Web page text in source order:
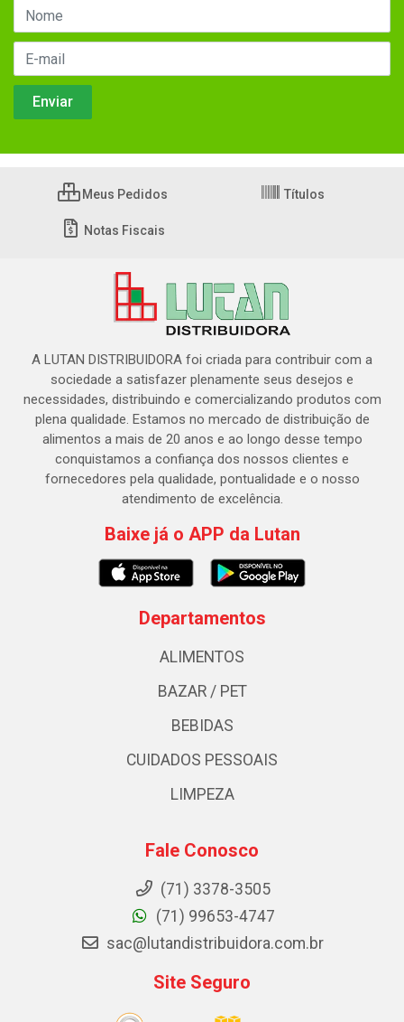
Meus Pedidos Títulos
Notas Fiscais
A LUTAN DISTRIBUIDORA foi criada para contribuir com a
sociedade a satisfazer plenamente seus desejos e
necessidades, distribuindo e comercializando produtos com
plena qualidade. Estamos no mercado de distribuição de
alimentos a mais de 20 anos e ao longo desse tempo
conquistamos a confiança dos nossos clientes e
fornecedores pela qualidade, pontualidade e o nosso
atendimento de excelência.
Baixe já o APP da Lutan
Departamentos
ALIMENTOS
BAZAR / PET
BEBIDAS
CUIDADOS PESSOAIS
LIMPEZA
Fale Conosco
(71) 3378-3505
(71) 99653-4747
sac@lutandistribuidora.com.br
Site Seguro